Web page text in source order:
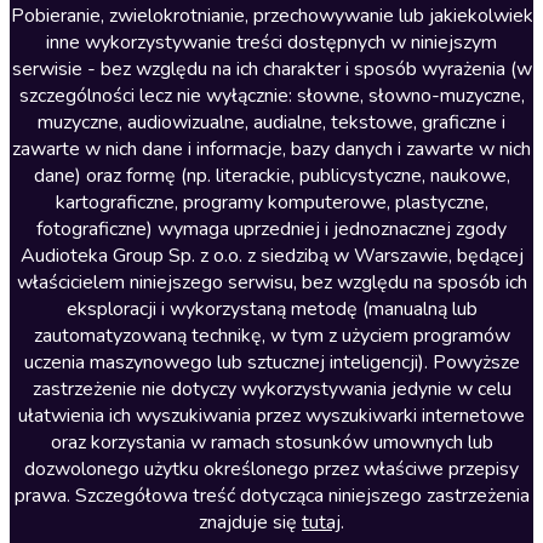
Literatura anglojęzyczna
Literatura faktu
Literatura obyczajowa
Literatura piękna obca
Literatura piękna polska
Nagrania relaksacyjne
Nauka języków
Nauki humanistyczne
Podcasty i audycje
Polityka
Prasa
Religia
Romans
Pobieranie, zwielokrotnianie, przechowywanie lub jakiekolwiek
inne wykorzystywanie treści dostępnych w niniejszym
serwisie - bez względu na ich charakter i sposób wyrażenia (w
szczególności lecz nie wyłącznie: słowne, słowno-muzyczne,
muzyczne, audiowizualne, audialne, tekstowe, graficzne i
zawarte w nich dane i informacje, bazy danych i zawarte w nich
dane) oraz formę (np. literackie, publicystyczne, naukowe,
kartograficzne, programy komputerowe, plastyczne,
fotograficzne) wymaga uprzedniej i jednoznacznej zgody
Audioteka Group Sp. z o.o. z siedzibą w Warszawie, będącej
właścicielem niniejszego serwisu, bez względu na sposób ich
eksploracji i wykorzystaną metodę (manualną lub
zautomatyzowaną technikę, w tym z użyciem programów
uczenia maszynowego lub sztucznej inteligencji). Powyższe
zastrzeżenie nie dotyczy wykorzystywania jedynie w celu
ułatwienia ich wyszukiwania przez wyszukiwarki internetowe
oraz korzystania w ramach stosunków umownych lub
dozwolonego użytku określonego przez właściwe przepisy
prawa. Szczegółowa treść dotycząca niniejszego zastrzeżenia
znajduje się tutaj.